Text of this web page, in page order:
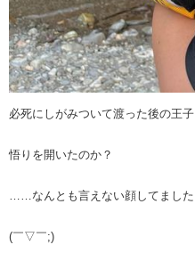
必死にしがみついて渡った後の王子
悟りを開いたのか？
……なんとも言えない顔してました
(￣▽￣;)